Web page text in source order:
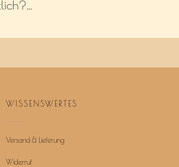
WISSENSWERTES
Versand & Lieferung
Widerruf